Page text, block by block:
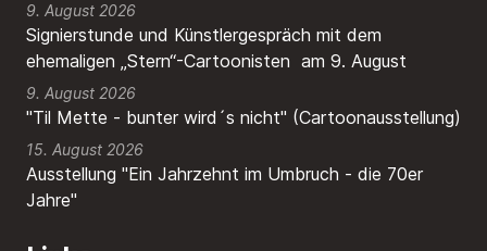
9. August 2026
Signierstunde und Künstlergespräch mit dem
ehemaligen „Stern“-Cartoonisten am 9. August
9. August 2026
"Til Mette - bunter wird´s nicht" (Cartoonausstellung)
15. August 2026
Ausstellung "Ein Jahrzehnt im Umbruch - die 70er
Jahre"